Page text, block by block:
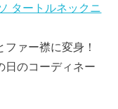
タートルネックニ
ァー襟に変身！
日のコーディネー